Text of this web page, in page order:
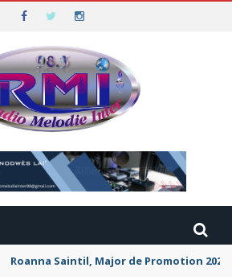
Roanna Saintil, Major de Promotion